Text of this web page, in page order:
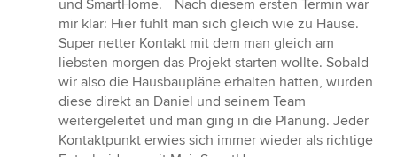
und SmartHome. Nach diesem ersten Termin war
mir klar: Hier fühlt man sich gleich wie zu Hause.
Super netter Kontakt mit dem man gleich am
liebsten morgen das Projekt starten wollte. Sobald
wir also die Hausbaupläne erhalten hatten, wurden
diese direkt an Daniel und seinem Team
weitergeleitet und man ging in die Planung. Jeder
Kontaktpunkt erwies sich immer wieder als richtige